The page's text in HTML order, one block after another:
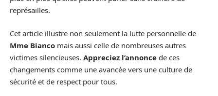
représailles.
Cet article illustre non seulement la lutte personnelle de
Mme Bianco mais aussi celle de nombreuses autres
victimes silencieuses. Appreciez l’annonce de ces
changements comme une avancée vers une culture de
sécurité et de respect pour tous.